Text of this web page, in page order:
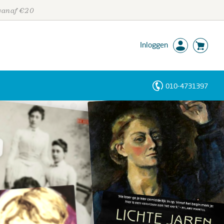
€20
Inloggen
010-4731397
Personen
Trefwoorden